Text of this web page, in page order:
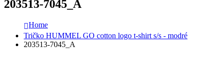
203513-7045_A
Home
Tričko HUMMEL GO cotton logo t-shirt s/s - modré
203513-7045_A